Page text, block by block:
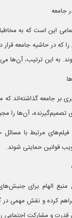
این است که به
را که در حاشیه جامعه
به این ترتیب، آن‌ها
بر جامعه گذاشته‌اند
تصمیم‌گیرنده، آن‌ها را
مرتبط با
قوانین حمایتی شوند.
منبع الهام برای
کرده و نقش مهمی
قدرت و مشارکت اجتماعی